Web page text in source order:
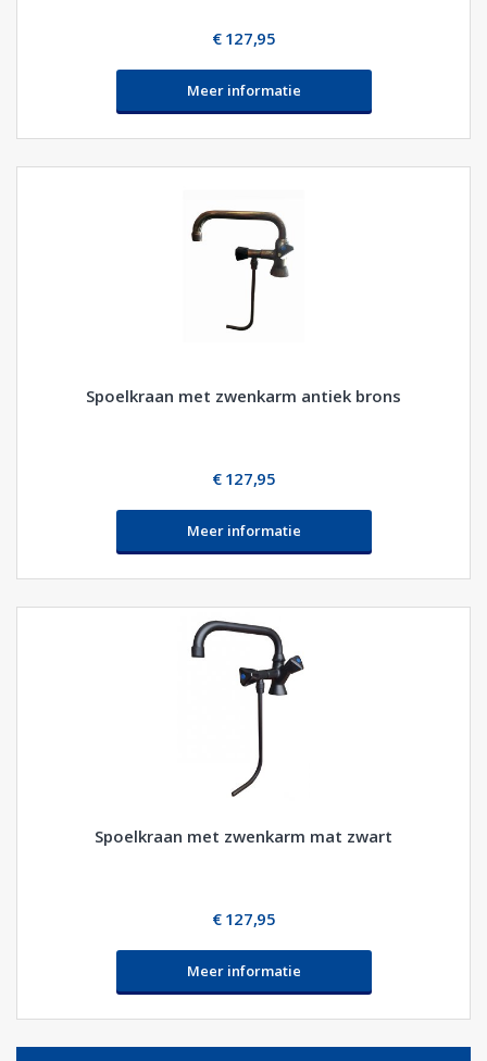
€ 127,95
Meer informatie
Spoelkraan met zwenkarm antiek brons
€ 127,95
Meer informatie
Spoelkraan met zwenkarm mat zwart
€ 127,95
Meer informatie